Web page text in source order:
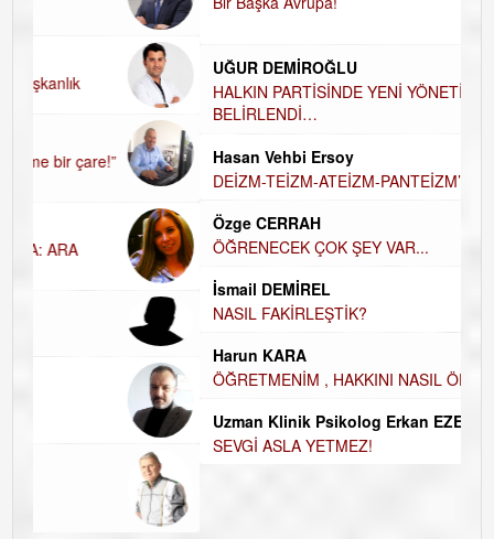
UĞUR DEMİROĞLU
HALKIN PARTİSİNDE YENİ YÖNETİM
BELİRLENDİ…
Hasan Vehbi Ersoy
DEİZM-TEİZM-ATEİZM-PANTEİZM’E BAKIŞ
Özge CERRAH
ÖĞRENECEK ÇOK ŞEY VAR...
İsmail DEMİREL
NASIL FAKİRLEŞTİK?
Harun KARA
ÖĞRETMENİM , HAKKINI NASIL ÖDERİM !
Uzman Klinik Psikolog Erkan EZERÇE
SEVGİ ASLA YETMEZ!